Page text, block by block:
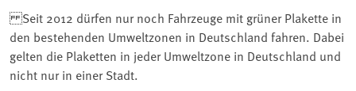
Seit 2012 dürfen nur noch Fahrzeuge mit grüner Plakette in
den bestehenden Umweltzonen in Deutschland fahren. Dabei
gelten die Plaketten in jeder Umweltzone in Deutschland und
nicht nur in einer Stadt.